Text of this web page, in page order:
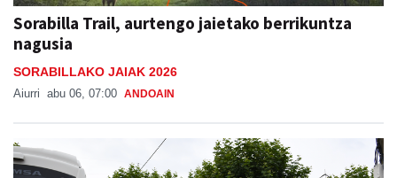
Sorabilla Trail, aurtengo jaietako berrikuntza
nagusia
SORABILLAKO JAIAK 2026
Aiurri abu 06, 07:00 ANDOAIN